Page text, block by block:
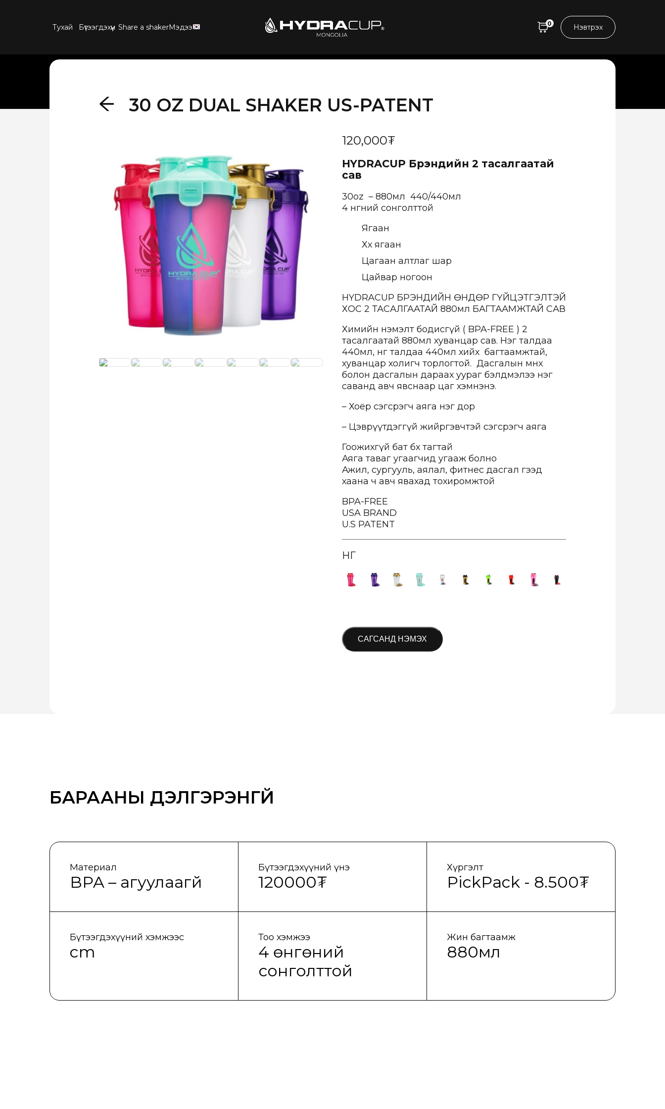
Тухай Бүтээгдэхүүн Share a shakerМэдээ 0 Нэвтрэх
30 OZ DUAL SHAKER US-PATENT
120,000₮
HYDRACUP Брэндийн 2 тасалгаатай
сав
30oz – 880мл 440/440мл
4 өнгөний сонголттой
Ягаан
Хөх ягаан
Цагаан алтлаг шар
Цайвар ногоон
HYDRACUP БРЭНДИЙН ӨНДӨР ГҮЙЦЭТГЭЛТЭЙ
ХОС 2 ТАСАЛГААТАЙ 880мл БАГТААМЖТАЙ САВ
Химийн нэмэлт бодисгүй ( BPA-FREE ) 2
тасалгаатай 880мл хуванцар сав. Нэг талдаа
440мл, нөгөө талдаа 440мл хийх багтаамжтай,
хуванцар холигч торлогтой. Дасгалын өмнөх
болон дасгалын дараах уураг бэлдмэлээ нэг
саванд авч явснаар цаг хэмнэнэ.
– Хоёр сэгсрэгч аяга нэг дор
– Цэврүүтдэггүй жийргэвчтэй сэгсрэгч аяга
Гоожихгүй бат бөх тагтай
Аяга таваг угаагчид угааж болно
Ажил, сургууль, аялал, фитнес дасгал гээд
хаана ч авч явахад тохиромжтой
BPA-FREE
USA BRAND
U.S PATENT
ӨНГӨ
САГСАНД НЭМЭХ
БАРААНЫ ДЭЛГЭРЭНГҮЙ
Материал
BPA – агуулаагүй
Бүтээгдэхүүний үнэ
120000₮
Хүргэлт
PickPack - 8.500₮
Бүтээгдэхүүний хэмжээс
cm
Тоо хэмжээ
4 өнгөний
сонголттой
Жин багтаамж
880мл